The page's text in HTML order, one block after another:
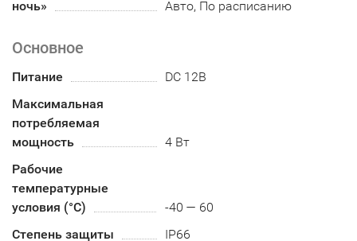
ночь»
Авто, По расписанию
Основное
Питание
DC 12В
Максимальная
потребляемая
мощность
4 Вт
Рабочие
температурные
условия (°С)
-40 — 60
Степень защиты
IP66